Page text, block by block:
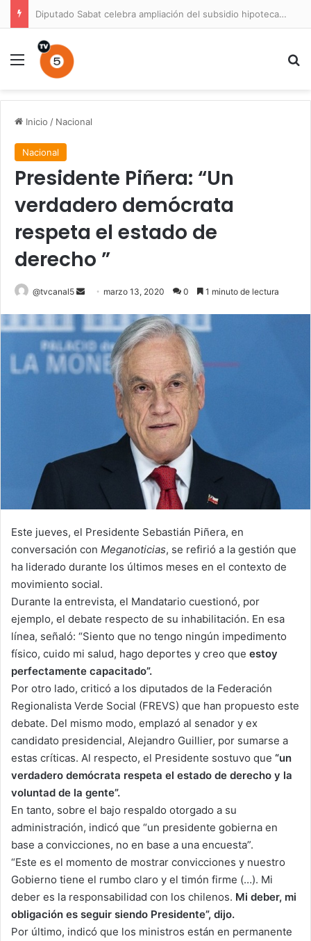
Diputado Sabat celebra ampliación del subsidio hipotecario con viviendas de hasta 6.000 UF
Menú
Inicio / Nacional
Nacional
Presidente Piñera: “Un
verdadero demócrata
respeta el estado de
derecho ”
@tvcanal5
Send
email
marzo 13, 2020 0 1 minuto de lectura
Este jueves, el Presidente Sebastián Piñera, en
conversación con Meganoticias, se refirió a la gestión que
ha liderado durante los últimos meses en el contexto de
movimiento social.
Durante la entrevista, el Mandatario cuestionó, por
ejemplo, el debate respecto de su inhabilitación. En esa
línea, señaló: “Siento que no tengo ningún impedimento
físico, cuido mi salud, hago deportes y creo que estoy
perfectamente capacitado”.
Por otro lado, criticó a los diputados de la Federación
Regionalista Verde Social (FREVS) que han propuesto este
debate. Del mismo modo, emplazó al senador y ex
candidato presidencial, Alejandro Guillier, por sumarse a
estas críticas. Al respecto, el Presidente sostuvo que “un
verdadero demócrata respeta el estado de derecho y la
voluntad de la gente”.
En tanto, sobre el bajo respaldo otorgado a su
administración, indicó que “un presidente gobierna en
base a convicciones, no en base a una encuesta”.
“Este es el momento de mostrar convicciones y nuestro
Gobierno tiene el rumbo claro y el timón firme (…). Mi
deber es la responsabilidad con los chilenos. Mi deber, mi
obligación es seguir siendo Presidente”, dijo.
Por último, indicó que los ministros están en permanente